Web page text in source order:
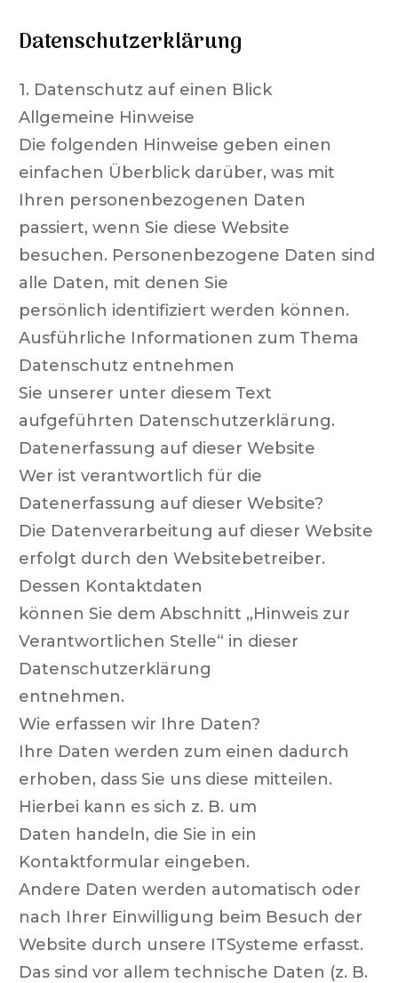
Datenschutz­erklärung
1. Datenschutz auf einen Blick
Allgemeine Hinweise
Die folgenden Hinweise geben einen
einfachen Überblick darüber, was mit
Ihren personenbezogenen Daten
passiert, wenn Sie diese Website
besuchen. Personenbezogene Daten sind
alle Daten, mit denen Sie
persönlich identifiziert werden können.
Ausführliche Informationen zum Thema
Datenschutz entnehmen
Sie unserer unter diesem Text
aufgeführten Datenschutzerklärung.
Datenerfassung auf dieser Website
Wer ist verantwortlich für die
Datenerfassung auf dieser Website?
Die Datenverarbeitung auf dieser Website
erfolgt durch den Websitebetreiber.
Dessen Kontaktdaten
können Sie dem Abschnitt „Hinweis zur
Verantwortlichen Stelle“ in dieser
Datenschutzerklärung
entnehmen.
Wie erfassen wir Ihre Daten?
Ihre Daten werden zum einen dadurch
erhoben, dass Sie uns diese mitteilen.
Hierbei kann es sich z. B. um
Daten handeln, die Sie in ein
Kontaktformular eingeben.
Andere Daten werden automatisch oder
nach Ihrer Einwilligung beim Besuch der
Website durch unsere ITSysteme erfasst.
Das sind vor allem technische Daten (z. B.